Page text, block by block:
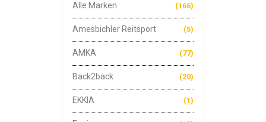
Alle Marken (166)
Amesbichler Reitsport (5)
AMKA (77)
Back2back (20)
EKKIA (1)